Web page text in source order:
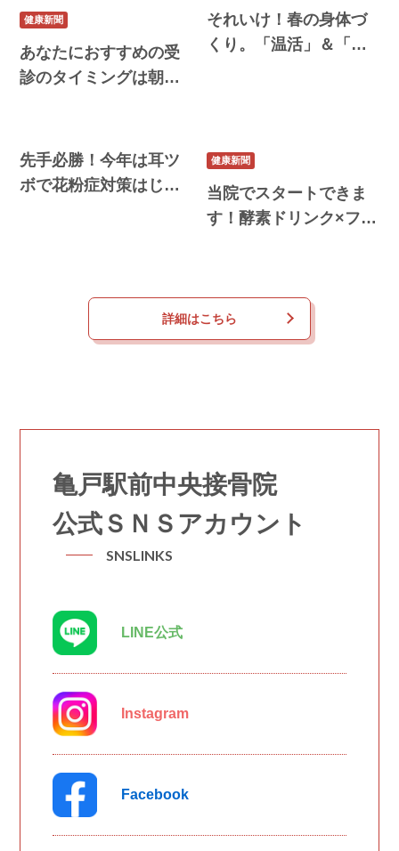
健康新聞
あなたにおすすめの受
診のタイミングは朝？
それいけ！春の身体づ
くり。「温活」＆「Ｅ
先手必勝！今年は耳ツ
ボで花粉症対策はじめ
健康新聞
当院でスタートできま
す！酵素ドリンク×ファ
詳細はこちら
亀戸駅前中央接骨院
公式ＳＮＳアカウント
SNSLINKS
LINE公式
Instagram
Facebook